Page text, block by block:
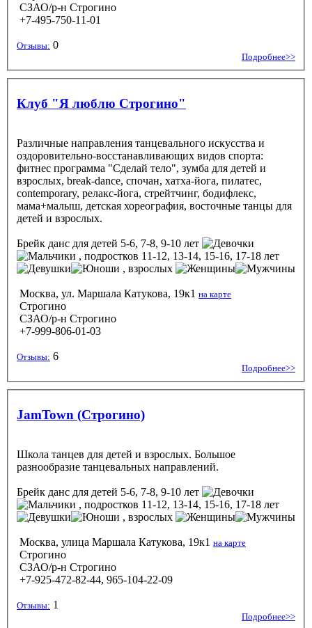
СЗАО/р-н Строгино
+7-495-750-11-01
Отзывы: 0
Подробнее>>
Клуб "Я люблю Строгино"
Различные направления танцевального искусства и
оздоровительно-восстанавливающих видов спорта:
фитнес программа "Сделай тело", зумба для детей и
взрослых, break-dance, спочан, хатха-йога, пилатес,
contemporary, релакс-йога, стрейтчинг, бодифлекс,
мама+малыш, детская хореография, восточные танцы для
детей и взрослых.
Брейк данс для детей 5-6, 7-8, 9-10 лет
, подростков 11-12, 13-14, 15-16, 17-18 лет
, взрослых
Москва, ул. Маршала Катукова, 19к1 на карте
Строгино
СЗАО/р-н Строгино
+7-999-806-01-03
Отзывы: 6
Подробнее>>
JamTown (Строгино)
Школа танцев для детей и взрослых. Большое
разнообразие танцевальных направлений.
Брейк данс для детей 5-6, 7-8, 9-10 лет
, подростков 11-12, 13-14, 15-16, 17-18 лет
, взрослых
Москва, улица Маршала Катукова, 19к1 на карте
Строгино
СЗАО/р-н Строгино
+7-925-472-82-44, 965-104-22-09
Отзывы: 1
Подробнее>>